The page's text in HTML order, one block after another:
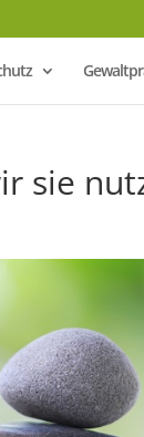
sie